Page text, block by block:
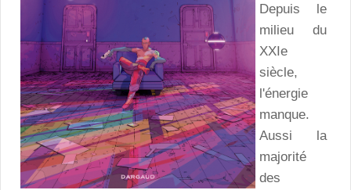
Depuis le
milieu du
XXIe
siècle,
l'énergie
manque.
Aussi la
majorité
des